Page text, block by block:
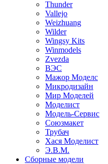
Thunder
Vallejo
Weizhuang
Wilder
Wingsy Kits
Winmodels
Zvezda
ВЭС
Мажор Моделс
Микродизайн
Мир Моделей
Моделист
Модель-Сервис
Союзмакет
Трубач
Хася Моделист
Э.В.М.
Сборные модели